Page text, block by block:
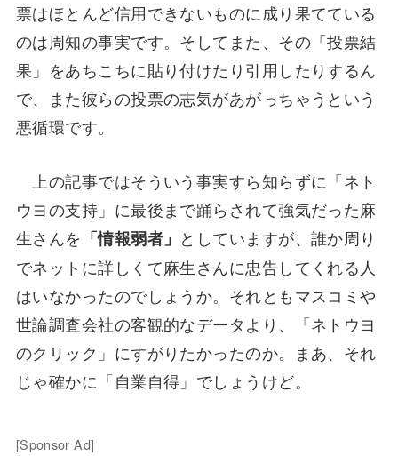
票はほとんど信用できないものに成り果てている
のは周知の事実です。そしてまた、その「投票結
果」をあちこちに貼り付けたり引用したりするん
で、また彼らの投票の志気があがっちゃうという
悪循環です。
上の記事ではそういう事実すら知らずに「ネト
ウヨの支持」に最後まで踊らされて強気だった麻
生さんを 「情報弱者」 としていますが、誰か周り
でネットに詳しくて麻生さんに忠告してくれる人
はいなかったのでしょうか。それともマスコミや
世論調査会社の客観的なデータより、「ネトウヨ
のクリック」にすがりたかったのか。まあ、それ
じゃ確かに「自業自得」でしょうけど。
[Sponsor Ad]